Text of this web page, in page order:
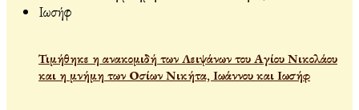
Τιμήθηκε η ανακομιδή των Λειψάνων του Αγίου Νικολάου
και η μνήμη των Οσίων Νικήτα, Ιωάννου και Ιωσήφ